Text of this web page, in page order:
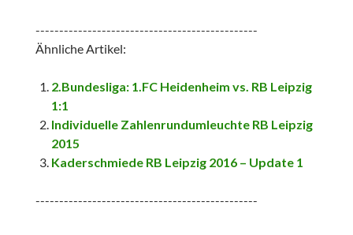
-----------------------------------------------
Ähnliche Artikel:
2.Bundesliga: 1.FC Heidenheim vs. RB Leipzig
1:1
Individuelle Zahlenrundumleuchte RB Leipzig
2015
Kaderschmiede RB Leipzig 2016 – Update 1
-----------------------------------------------